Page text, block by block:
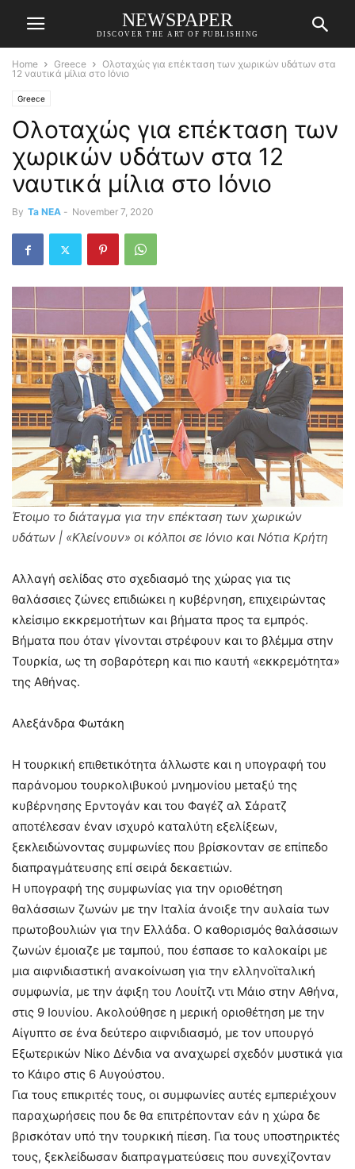
NEWSPAPER
DISCOVER THE ART OF PUBLISHING
Home Greece
Ολοταχώς για επέκταση των χωρικών υδάτων στα
12 ναυτικά μίλια στο Ιόνιο
Greece
Ολοταχώς για επέκταση των
χωρικών υδάτων στα 12
ναυτικά μίλια στο Ιόνιο
By Ta NEA - November 7, 2020
Έτοιμο το διάταγμα για την επέκταση των χωρικών
υδάτων | «Κλείνουν» οι κόλποι σε Ιόνιο και Νότια Κρήτη
Αλλαγή σελίδας στο σχεδιασμό της χώρας για τις
θαλάσσιες ζώνες επιδιώκει η κυβέρνηση, επιχειρώντας
κλείσιμο εκκρεμοτήτων και βήματα προς τα εμπρός.
Βήματα που όταν γίνονται στρέφουν και το βλέμμα στην
Τουρκία, ως τη σοβαρότερη και πιο καυτή «εκκρεμότητα»
της Αθήνας.
Αλεξάνδρα Φωτάκη
Η τουρκική επιθετικότητα άλλωστε και η υπογραφή του
παράνομου τουρκολιβυκού μνημονίου μεταξύ της
κυβέρνησης Ερντογάν και του Φαγέζ αλ Σάρατζ
αποτέλεσαν έναν ισχυρό καταλύτη εξελίξεων,
ξεκλειδώνοντας συμφωνίες που βρίσκονταν σε επίπεδο
διαπραγμάτευσης επί σειρά δεκαετιών.
Η υπογραφή της συμφωνίας για την οριοθέτηση
θαλάσσιων ζωνών με την Ιταλία άνοιξε την αυλαία των
πρωτοβουλιών για την Ελλάδα. Ο καθορισμός θαλάσσιων
ζωνών έμοιαζε με ταμπού, που έσπασε το καλοκαίρι με
μια αιφνιδιαστική ανακοίνωση για την ελληνοϊταλική
συμφωνία, με την άφιξη του Λουίτζι ντι Μάιο στην Αθήνα,
στις 9 Ιουνίου. Ακολούθησε η μερική οριοθέτηση με την
Αίγυπτο σε ένα δεύτερο αιφνιδιασμό, με τον υπουργό
Εξωτερικών Νίκο Δένδια να αναχωρεί σχεδόν μυστικά για
το Κάιρο στις 6 Αυγούστου.
Για τους επικριτές τους, οι συμφωνίες αυτές εμπεριέχουν
παραχωρήσεις που δε θα επιτρέπονταν εάν η χώρα δε
βρισκόταν υπό την τουρκική πίεση. Για τους υποστηρικτές
τους, ξεκλείδωσαν διαπραγματεύσεις που συνεχίζονταν